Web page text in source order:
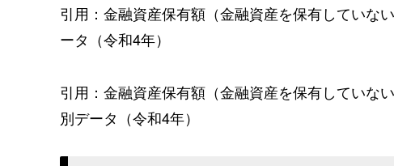
引用：金融資産保有額（金融資産を保有していな
ータ（令和4年）
引用：金融資産保有額（金融資産を保有していな
別データ（令和4年）